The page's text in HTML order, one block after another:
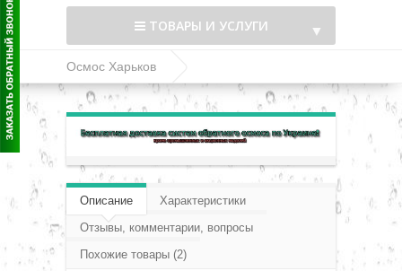
ТОВАРЫ И УСЛУГИ ▼
Осмос Харьков
Комплектующие и фитинг к системам
обратного осмоса
Фитинг, переходники, соединения, клапана,
фурнитура
Organic фитинг и фурнитура
Описание
Характеристики
Отзывы, комментарии, вопросы
Похожие товары (2)